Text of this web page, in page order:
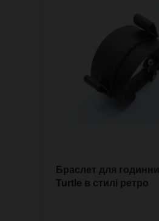
Браслет для
Turtle в стилі ретро